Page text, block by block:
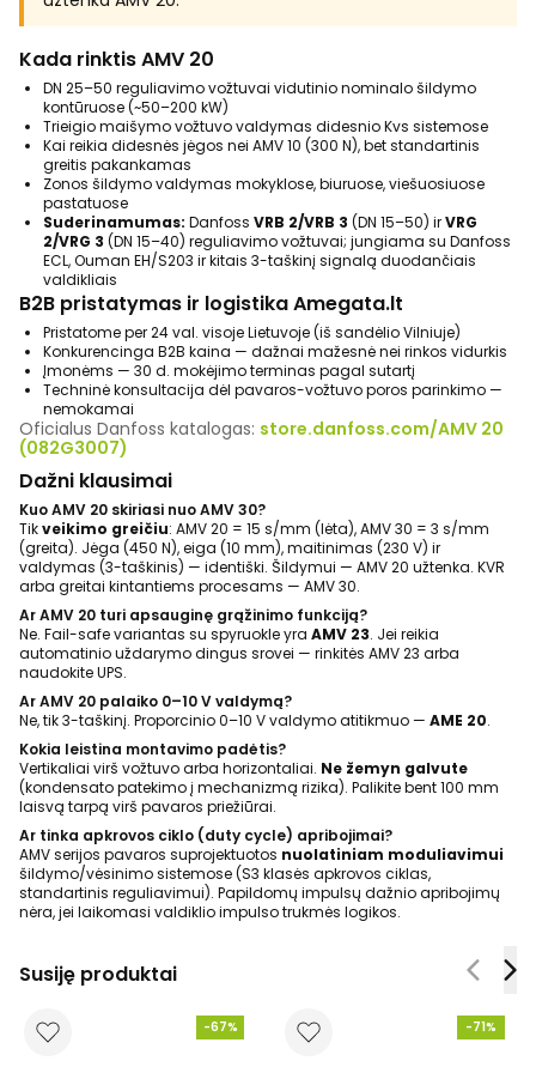
Kada rinktis AMV 20
DN 25–50 reguliavimo vožtuvai vidutinio nominalo šildymo
kontūruose (~50–200 kW)
Trieigio maišymo vožtuvo valdymas didesnio Kvs sistemose
Kai reikia didesnės jėgos nei AMV 10 (300 N), bet standartinis
greitis pakankamas
Zonos šildymo valdymas mokyklose, biuruose, viešuosiuose
pastatuose
Suderinamumas: Danfoss VRB 2/VRB 3 (DN 15–50) irVRG
2/VRG 3 (DN 15–40) reguliavimo vožtuvai; jungiama su Danfoss
ECL, Ouman EH/S203 ir kitais 3-taškinį signalą duodančiais
valdikliais
B2B pristatymas ir logistika Amegata.lt
Pristatome per 24 val. visoje Lietuvoje (iš sandėlio Vilniuje)
Konkurencinga B2B kaina — dažnai mažesnė nei rinkos vidurkis
Įmonėms — 30 d. mokėjimo terminas pagal sutartį
Techninė konsultacija dėl pavaros-vožtuvo poros parinkimo —
nemokamai
Oficialus Danfoss katalogas: store.danfoss.com/AMV 20
(082G3007)
Dažni klausimai
Kuo AMV 20 skiriasi nuo AMV 30?
Tikveikimo greičiu: AMV 20 = 15 s/mm (lėta), AMV 30 = 3 s/mm
(greita). Jėga (450 N), eiga (10 mm), maitinimas (230 V) ir
valdymas (3-taškinis) — identiški. Šildymui — AMV 20 užtenka. KVR
arba greitai kintantiems procesams — AMV 30.
Ar AMV 20 turi apsauginę grąžinimo funkciją?
Ne. Fail-safe variantas su spyruokle yra AMV 23. Jei reikia
automatinio uždarymo dingus srovei — rinkitės AMV 23 arba
naudokite UPS.
Ar AMV 20 palaiko 0–10 V valdymą?
Ne, tik 3-taškinį. Proporcinio 0–10 V valdymo atitikmuo — AME 20.
Kokia leistina montavimo padėtis?
Vertikaliai virš vožtuvo arba horizontaliai. Ne žemyn galvute
(kondensato patekimo į mechanizmą rizika). Palikite bent 100 mm
laisvą tarpą virš pavaros priežiūrai.
Ar tinka apkrovos ciklo (duty cycle) apribojimai?
AMV serijos pavaros suprojektuotos nuolatiniam moduliavimui
šildymo/vėsinimo sistemose (S3 klasės apkrovos ciklas,
standartinis reguliavimui). Papildomų impulsų dažnio apribojimų
nėra, jei laikomasi valdiklio impulso trukmės logikos.
Susiję produktai
-67% -71%